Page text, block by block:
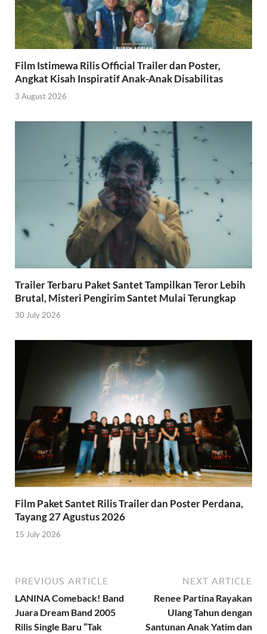
Film Istimewa Rilis Official Trailer dan Poster,
Angkat Kisah Inspiratif Anak-Anak Disabilitas
3 August 2026
Trailer Terbaru Paket Santet Tampilkan Teror Lebih
Brutal, Misteri Pengirim Santet Mulai Terungkap
30 July 2026
Film Paket Santet Rilis Trailer dan Poster Perdana,
Tayang 27 Agustus 2026
15 July 2026
PREVIOUS ARTICLE
LANINA Comeback! Band
Juara Dream Band 2005
Rilis Single Baru “Tak
NEXT ARTICLE
Renee Partina Rayakan
Ulang Tahun dengan
Santunan Anak Yatim dan